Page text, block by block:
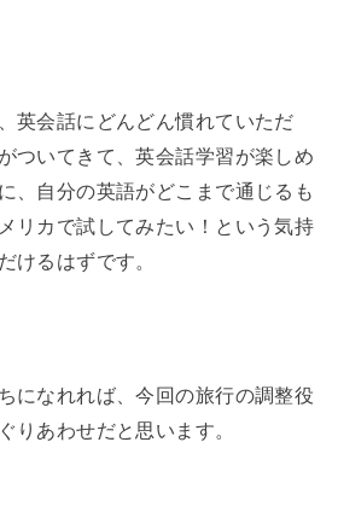
英会話にどんどん慣れていただ
ついてきて、英会話学習が楽しめ
、自分の英語がどこまで通じるも
リカで試してみたい！という気持
けるはずです。
になれれば、今回の旅行の調整役
りあわせだと思います。